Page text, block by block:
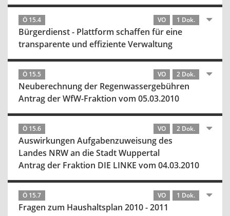
Ö 15.4 VO 1 Dok.
Bürgerdienst - Plattform schaffen für eine
transparente und effiziente Verwaltung
Ö 15.5 VO 2 Dok.
Neuberechnung der Regenwassergebühren
Antrag der WfW-Fraktion vom 05.03.2010
Ö 15.6 VO 2 Dok.
Auswirkungen Aufgabenzuweisung des
Landes NRW an die Stadt Wuppertal
Antrag der Fraktion DIE LINKE vom 04.03.2010
Ö 15.7 VO 1 Dok.
Fragen zum Haushaltsplan 2010 - 2011